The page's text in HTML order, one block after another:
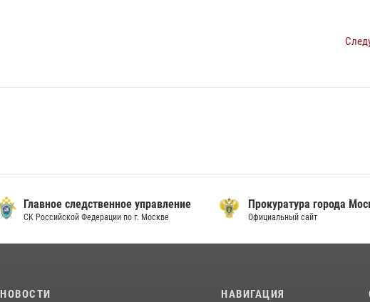
Главное следственное управление
СК Российской Федерации по г. Москве
Прокуратура города
Официальный сайт
НОВОСТИ НАВИГАЦИЯ